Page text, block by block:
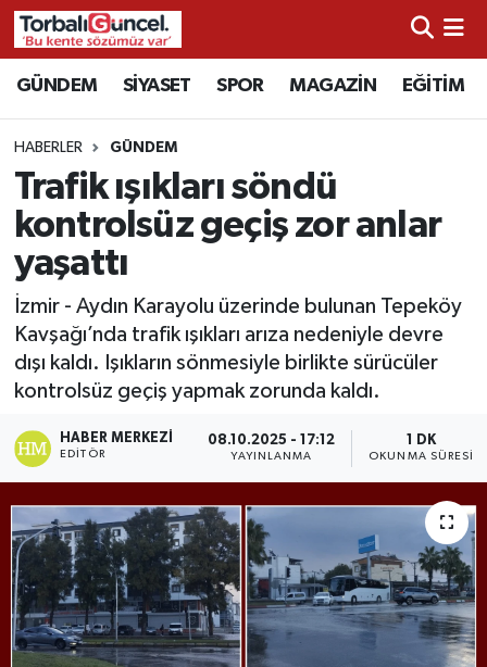
GÜNDEM SİYASET SPOR MAGAZİN EĞİTİM
HABERLER GÜNDEM
Trafik ışıkları söndü
kontrolsüz geçiş zor anlar
yaşattı
İzmir - Aydın Karayolu üzerinde bulunan Tepeköy
Kavşağı’nda trafik ışıkları arıza nedeniyle devre
dışı kaldı. Işıkların sönmesiyle birlikte sürücüler
kontrolsüz geçiş yapmak zorunda kaldı.
HABER MERKEZI
EDITÖR
08.10.2025 - 17:12
YAYINLANMA
1 DK
OKUNMA SÜRESI
İzmir Nöbetçi Eczaneler
İzmir Hava Durumu
İzmir Namaz Vakitleri
İzmir Trafik Yoğunluk Haritası
Süper Lig Puan Durumu ve Fikstür
Tüm Manşetler